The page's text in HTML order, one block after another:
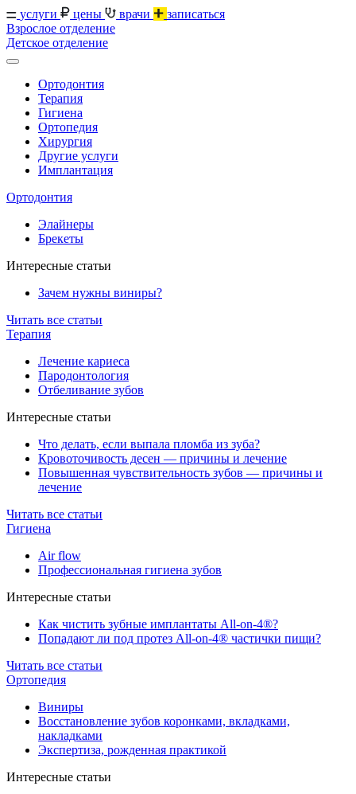
услуги цены врачи
записаться
Взрослое отделение
Детское отделение
Ортодонтия
Терапия
Гигиена
Ортопедия
Хирургия
Другие услуги
Имплантация
Ортодонтия
Элайнеры
Брекеты
Интересные статьи
Зачем нужны виниры?
Читать все статьи
Терапия
Лечение кариеса
Пародонтология
Отбеливание зубов
Интересные статьи
Что делать, если выпала пломба из зуба?
Кровоточивость десен — причины и лечение
Повышенная чувствительность зубов — причины и
лечение
Читать все статьи
Гигиена
Air flow
Профессиональная гигиена зубов
Интересные статьи
Как чистить зубные имплантаты All-on-4®?
Попадают ли под протез All-on-4® частички пищи?
Читать все статьи
Ортопедия
Виниры
Восстановление зубов коронками, вкладками,
накладками
Экспертиза, рожденная практикой
Интересные статьи